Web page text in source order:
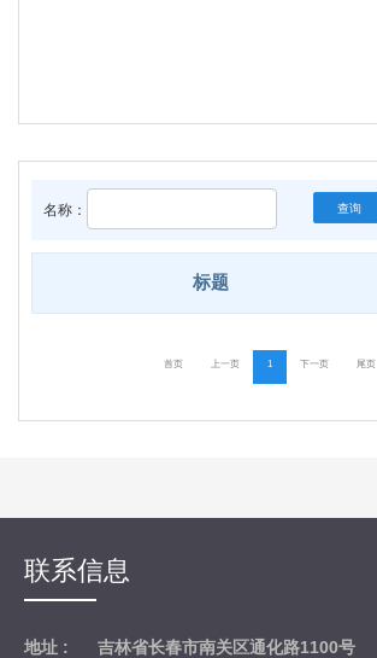
名称： 查询
标题
首页 上一页 1 下一页 尾页
联系信息
地址 : 吉林省长春市南关区通化路1100号